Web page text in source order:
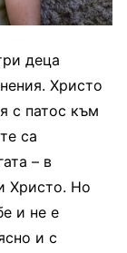
деца
Христо
с патос към
са
– в
Христо. Но
и не е
и с